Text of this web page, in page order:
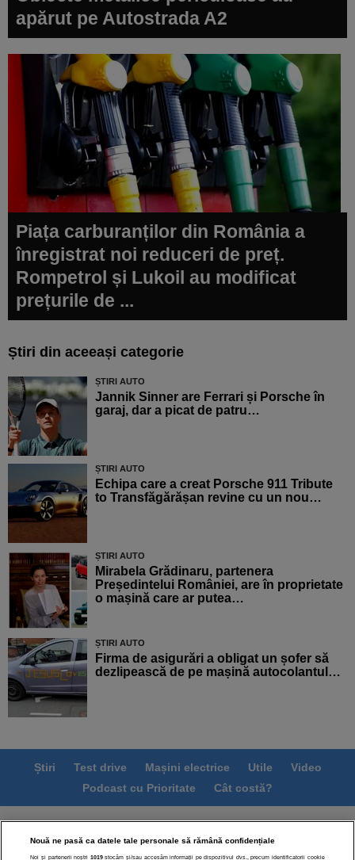
apărut pe Autostrada A2
Piața carburanților din România a
înregistrat noi reduceri de preț.
Rompetrol și Lukoil au modificat
prețurile de ...
Știri din aceeași categorie
ȘTIRI AUTO
Jannik Sinner are Ferrari și Porsche în
garaj, dar a picat de patru…
ȘTIRI AUTO
Echipa care a creat Porsche 911 Tribute
to Transfăgărășan revine cu un nou…
ȘTIRI AUTO
Mirabela Grădinaru, partenera
Președintelui României, are în proprietate
o mașină care ar putea…
ȘTIRI AUTO
Firma de asigurări a obligat un șofer să
dezlipească de pe mașină autocolantul…
Știri Test drive Mașini electrice Utile
Video
Podcast cu Prioritate
Cât costă?
Termeni si conditii
Politica de confidentialitate
Politica de cookies
Echipa editorială
Contact
Nouă ne pasă ca datele tale personale să rămână confidențiale
Noi și partenerii noștri 1019stocăm și/sau accesăm informații pe dispozitivul dvs., precum identificatorii cookie